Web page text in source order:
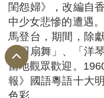
閨怨婦》，改編自
中少女悲慘的遭遇
馬登台，期間，除
「羽扇舞」、「洋
當地觀眾歡迎。
報》國語粵語十大
色彩。